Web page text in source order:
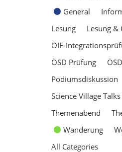
General
Lesung
Lesung &
ÖIF-
ÖSD Prüfung
Podiumsdiskussion
Science Village Talks
Themenabend
Wanderung
All Categories